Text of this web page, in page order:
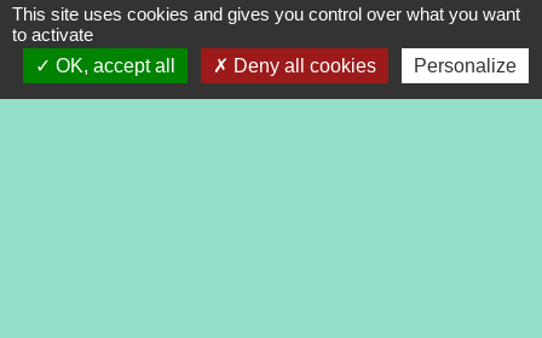
Commune de Tréveneuc
22410 Tréveneuc - FRANCE
+33 2 96 70 84 84
This site uses cookies and gives you control over what you want
to activate
OK, accept all
Deny all cookies Personalize